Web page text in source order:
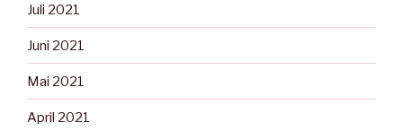
Juli 2021
Juni 2021
Mai 2021
April 2021